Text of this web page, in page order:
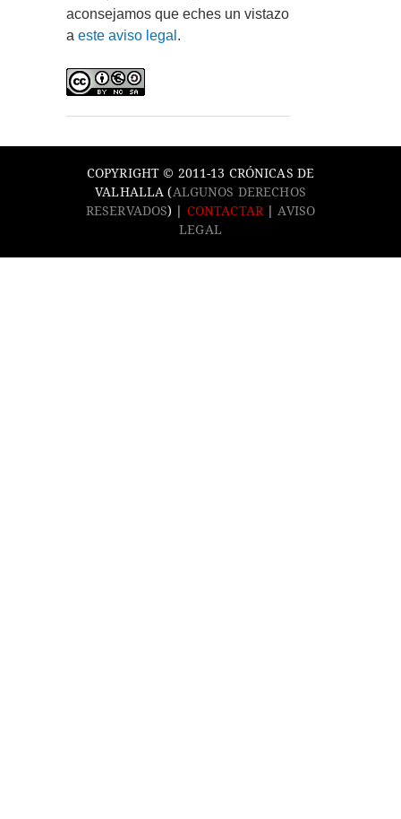
aconsejamos que eches un vistazo
a este aviso legal .
COPYRIGHT © 2011-13 CRÓNICAS DE
VALHALLA (ALGUNOS DERECHOS
RESERVADOS) | CONTACTAR
AVISO
LEGAL